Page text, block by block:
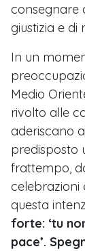
consegnare
giustizia e di
In un
Medio
rivolto alle
aderiscano
predisposto
frattempo,
celebrazioni
questa
forte: ‘tu
pace’.